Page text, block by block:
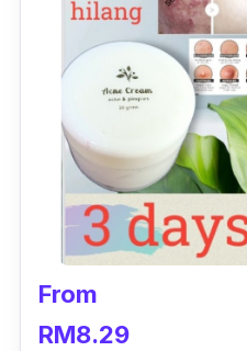
Selain untuk
ia juga boleh
ketuat, kudis dan
kurang serius.
From
RM8.29